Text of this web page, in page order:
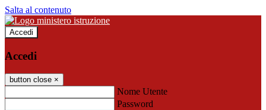
Salta al contenuto
Accedi
Accedi
button close ×
Nome Utente
Password